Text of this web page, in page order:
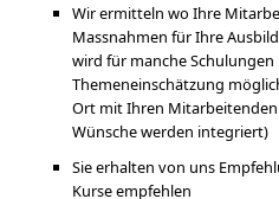
Wir ermitteln wo Ihre
Massnahmen für Ihre
wird für manche
Themeneinschätzung
Ort mit Ihren
Wünsche werden integriert)
Sie erhalten von uns
Kurse empfehlen